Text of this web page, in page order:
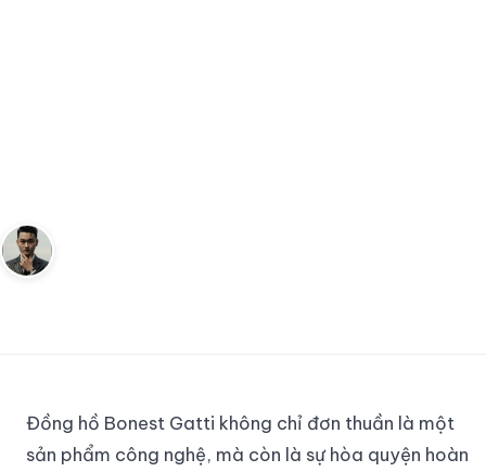
Đồng hồ Bonest Gatti không chỉ đơn thuần là một
sản phẩm công nghệ, mà còn là sự hòa quyện hoàn